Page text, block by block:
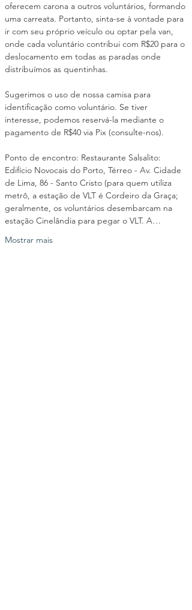
oferecem carona a outros voluntários, formando
uma carreata. Portanto, sinta-se à vontade para
ir com seu próprio veículo ou optar pela van,
onde cada voluntário contribui com R$20 para o
deslocamento em todas as paradas onde
distribuímos as quentinhas.
Sugerimos o uso de nossa camisa para
identificação como voluntário. Se tiver
interesse, podemos reservá-la mediante o
pagamento de R$40 via Pix (consulte-nos).
Ponto de encontro: Restaurante Salsalito:
Edifício Novocais do Porto, Térreo - Av. Cidade
de Lima, 86 - Santo Cristo (para quem utiliza
metrô, a estação de VLT é Cordeiro da Graça;
geralmente, os voluntários desembarcam na
estação Cinelândia para pegar o VLT. A…
Mostrar mais